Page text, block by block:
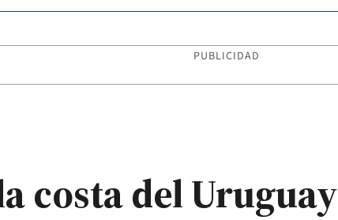
PUBLICIDAD
costa del Uruguay